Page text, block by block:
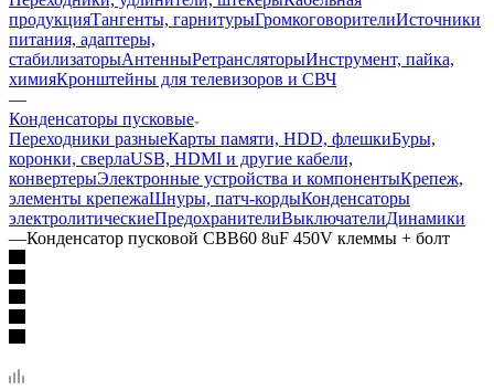
продукцияТангенты, гарнитурыГромкоговорителиИсточники
питания, адаптеры,
стабилизаторыАнтенныРетрансляторыИнструмент, пайка,
химияКронштейны для телевизоров и СВЧ
—
Конденсаторы пусковые
Переходники разныеКарты памяти, HDD, флешкиБуры,
коронки, сверлаUSB, HDMI и другие кабели,
конвертерыЭлектронные устройства и компонентыКрепеж,
элементы крепежаШнуры, патч-кордыКонденсаторы
электролитическиеПредохранителиВыключателиДинамики
—Конденсатор пусковой CBB60 8uF 450V клеммы + болт